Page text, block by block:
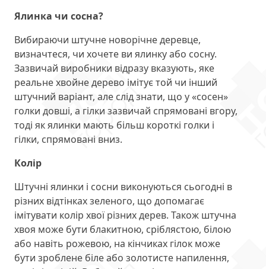
Ялинка чи сосна?
Вибираючи штучне новорічне деревце,
визначтеся, чи хочете ви ялинку або сосну.
Зазвичай виробники відразу вказують, яке
реальне хвойне дерево імітує той чи інший
штучний варіант, але слід знати, що у «сосен»
голки довші, а гілки зазвичай спрямовані вгору,
тоді як ялинки мають більш короткі голки і
гілки, спрямовані вниз.
Колір
Штучні ялинки і сосни виконуються сьогодні в
різних відтінках зеленого, що допомагає
імітувати колір хвої різних дерев. Також штучна
хвоя може бути блакитною, сріблястою, білою
або навіть рожевою, на кінчиках гілок може
бути зроблене біле або золотисте напилення,